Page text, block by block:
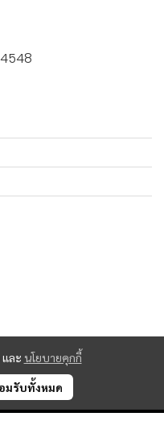
และ นโยบายคุกกี้
มรับทั้งหมด